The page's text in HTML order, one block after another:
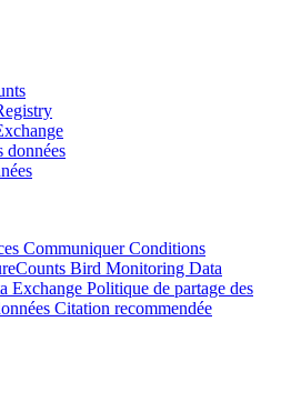
données
CommuniquerConditions
Bird Monitoring Data
Exchange Politique de partage des
Citation recommendée